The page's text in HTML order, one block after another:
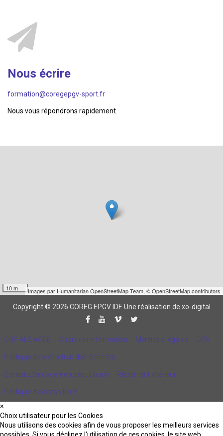
Nous écrire
formation@coregepgv-sport.fr
Nous vous répondrons rapidement.
10 m Images par Humanitarian OpenStreetMap Team, © OpenStreetMap contributors
Copyright © 2026 COREG EPGV IDF. Une réalisation de xo-digital
CQP ALS AGEE Choisir une formation Mentions légales CGV
Politique de protection des données
Contrat d'engagement républicain Règlement intérieur
Politique d’accessibilité
×
Choix utilisateur pour les Cookies
Nous utilisons des cookies afin de vous proposer les meilleurs services
possibles. Si vous déclinez l'utilisation de ces cookies, le site web